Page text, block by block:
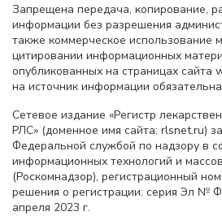
Запрещена передача, копирование,
информации без разрешения
также коммерческое использование
цитировании информационных
опубликованных на страницах сайта
на источник информации
Сетевое издание «Регистр
РЛС» (доменное имя сайта: rlsnet.ru)
Федеральной службой по надзору в
информационных технологий и
(Роскомнадзор), регистрационный
решения о регистрации: серия Эл №
апреля 2023 г.